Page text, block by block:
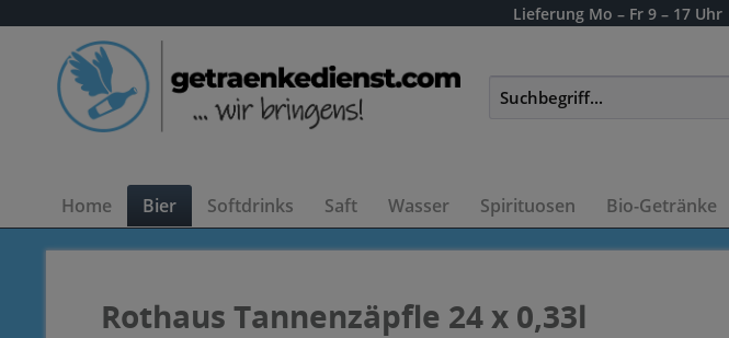
Lieferung Mo – Fr 9 – 17 Uhr
Home Bier Softdrinks Saft Wasser Spirituosen Bio-Getränke
Rothaus Tannenzäpfle 24 x 0,33l